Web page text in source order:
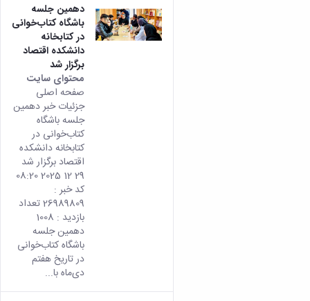
دهمین جلسه
باشگاه کتاب‌خوانی
در کتابخانه
دانشکده اقتصاد
برگزار شد
محتوای سایت
صفحه اصلی
جزئیات خبر دهمین
جلسه باشگاه
کتاب‌خوانی در
کتابخانه دانشکده
اقتصاد برگزار شد
29 12 2025 08:20
کد خبر :
26989809 تعداد
بازدید : 1008
دهمین جلسه
باشگاه کتاب‌خوانی
در تاریخ هفتم
دی‌ماه با...